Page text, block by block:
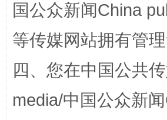
国公众新闻China
等传媒网站拥有管
四、您在中国公共
media/中国公众新